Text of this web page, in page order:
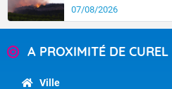
07/08/2026
A PROXIMITÉ DE CUREL
Ville